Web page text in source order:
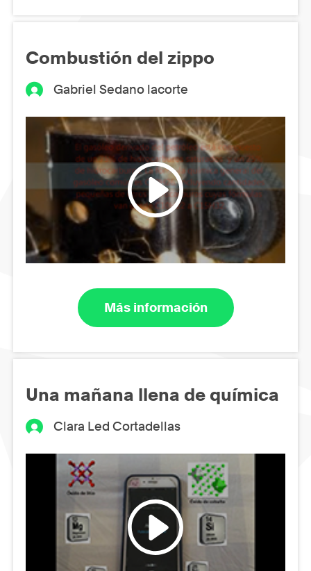
Combustión del zippo
Gabriel Sedano lacorte
Más información
Una mañana llena de química
Clara Led Cortadellas